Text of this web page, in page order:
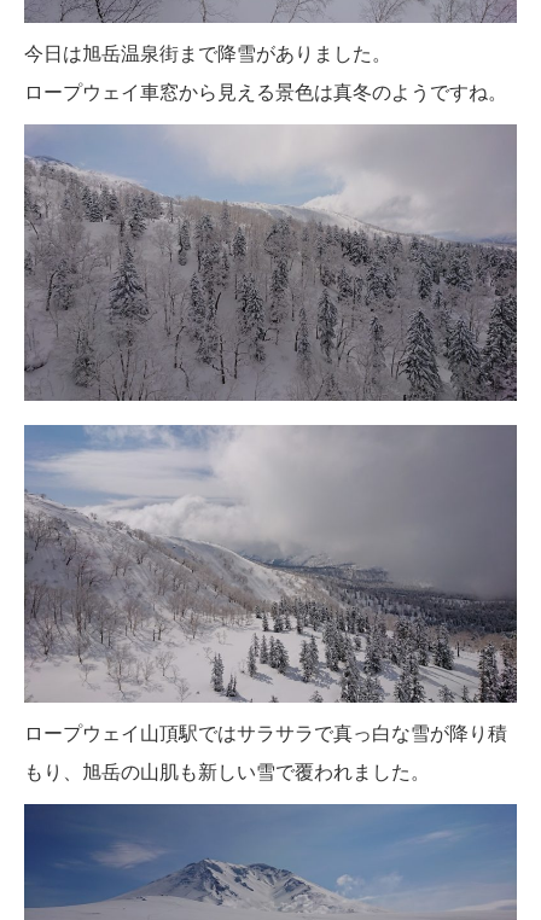
今日は旭岳温泉街まで降雪がありました。
ロープウェイ車窓から見える景色は真冬のようですね。
ロープウェイ山頂駅ではサラサラで真っ白な雪が降り積
もり、旭岳の山肌も新しい雪で覆われました。